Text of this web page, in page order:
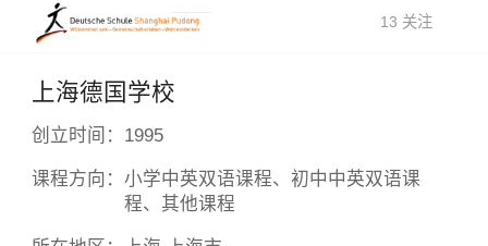
13 关注
上海德国学校
创立时间： 1995
课程方向： 小学中英双语课程、初中中英双语课
程、其他课程